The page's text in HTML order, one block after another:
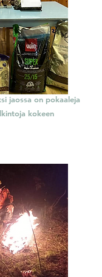
jaossa on pokaaleja
kokeen